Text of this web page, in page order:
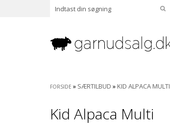
FORSIDE » SÆRTILBUD » KID ALPACA MULTI
Kid Alpaca Multi